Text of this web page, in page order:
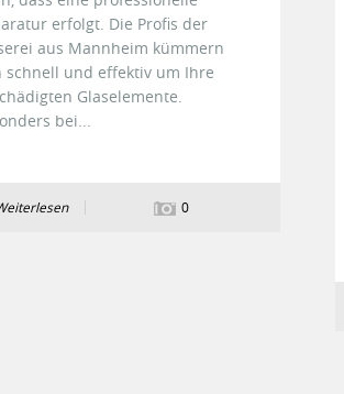
erfolgt. Die Profis der
aus Mannheim kümmern
schnell und effektiv um Ihre
Glaselemente.
bei...
0